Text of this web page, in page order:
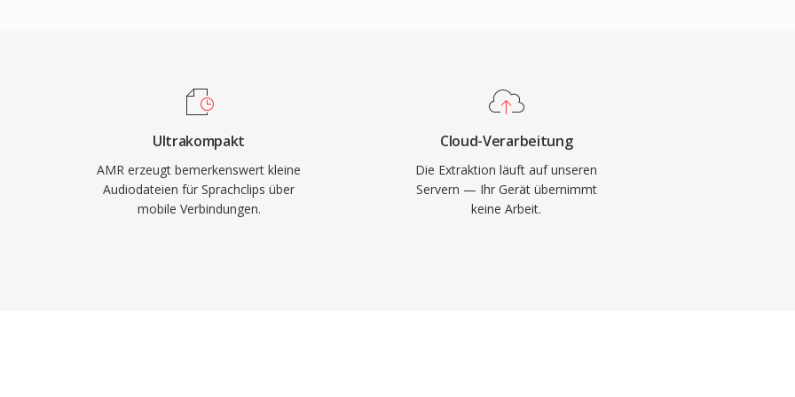
Vorteil ist die
während Stille
Bandbreite
ist der
Ultrakompakt
AMR erzeugt bemerkenswert kleine
Audiodateien für Sprachclips über
mobile Verbindungen.
Cloud-Verarbeitung
Die Extraktion läuft auf unseren
Servern — Ihr Gerät übernimmt
keine Arbeit.